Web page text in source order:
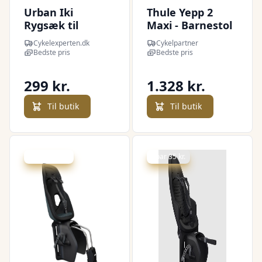
Urban Iki
Rygsæk til
cykelstol - Inaho
Beige
Cykelexperten.dk
Bedste pris
299 kr.
Til butik
Thule Yepp 2
Maxi - Barnestol
- Stel montering
- Blød Sand
Cykelpartner
Bedste pris
1.328 kr.
Til butik
Spar 35 kr.